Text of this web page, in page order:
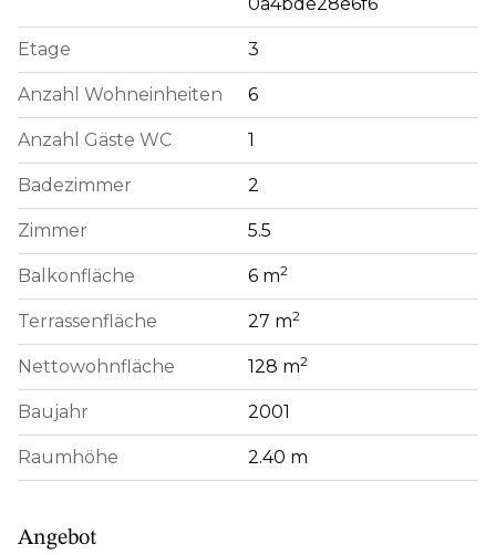
Etage 3
Anzahl Wohneinheiten 6
Anzahl Gäste WC 1
Badezimmer 2
Zimmer 5.5
Balkonfläche 6 m2
Terrassenfläche 27 m2
Nettowohnfläche 128 m2
Baujahr 2001
Raumhöhe 2.40 m
Angebot